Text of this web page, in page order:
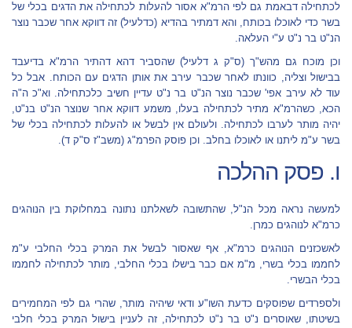
לכתחילה דבאמת גם לפי הרמ"א אסור להעלות לכתחילה את הדגים בכלי של
בשר כדי לאוכלו בכותח, והא דמתיר בהדיא (כדלעיל) זה דווקא אחר שכבר נוצר
הנ"ט בר נ"ט ע"י העלאה.
וכן מוכח גם מהש"ך (ס"ק ג דלעיל) שהסביר דהא דהתיר הרמ"א בדיעבד
בבישול וצליה, כוונתו לאחר שכבר עירב את אותן הדגים עם הכותח. אבל כל
עוד לא עירב אפי' שכבר נוצר הנ"ט בר נ"ט עדיין חשיב כלכתחילה. וא"כ ה"ה
הכא, כשהרמ"א מתיר לכתחילה בעלו, משמע דווקא אחר שנוצר הנ"ט בנ"ט,
יהיה מותר לערבו לכתחילה. ולעולם אין לבשל או להעלות לכתחילה בכלי של
בשר ע"מ ליתנו או לאוכלו בחלב. וכן פוסק הפרמ"ג (משב"ז ס"ק ד).
ו. פסק ההלכה
למעשה נראה מכל הנ"ל, שהתשובה לשאלתנו נתונה במחלוקת בין הנוהגים
כרמ"א לנוהגים כמרן.
לאשכזנים הנוהגים כרמ"א, אף שאסור לבשל את המרק בכלי החלבי ע"מ
לחממו בכלי בשרי, מ"מ אם כבר בישלו בכלי החלבי, מותר לכתחילה לחממו
בכלי הבשרי.
ולספרדים שפוסקים כדעת השו"ע ודאי שיהיה מותר, שהרי גם לפי המחמירים
בשיטתו, שאוסרים נ"ט בר נ"ט לכתחילה, זה לעניין בישול המרק בכלי חלבי